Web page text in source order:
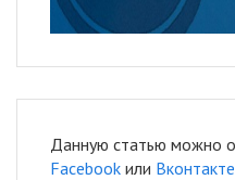
Данную статью можно
Facebook или Вконтакте